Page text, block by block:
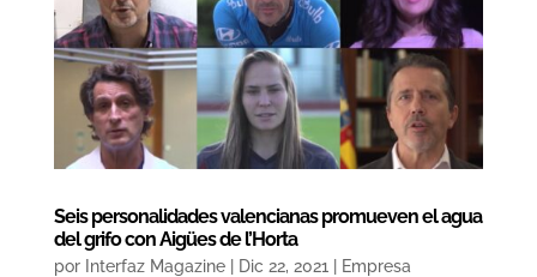
Seis personalidades valencianas promueven el agua
del grifo con Aigües de l’Horta
por Interfaz Magazine| Dic 22, 2021 | Empresa